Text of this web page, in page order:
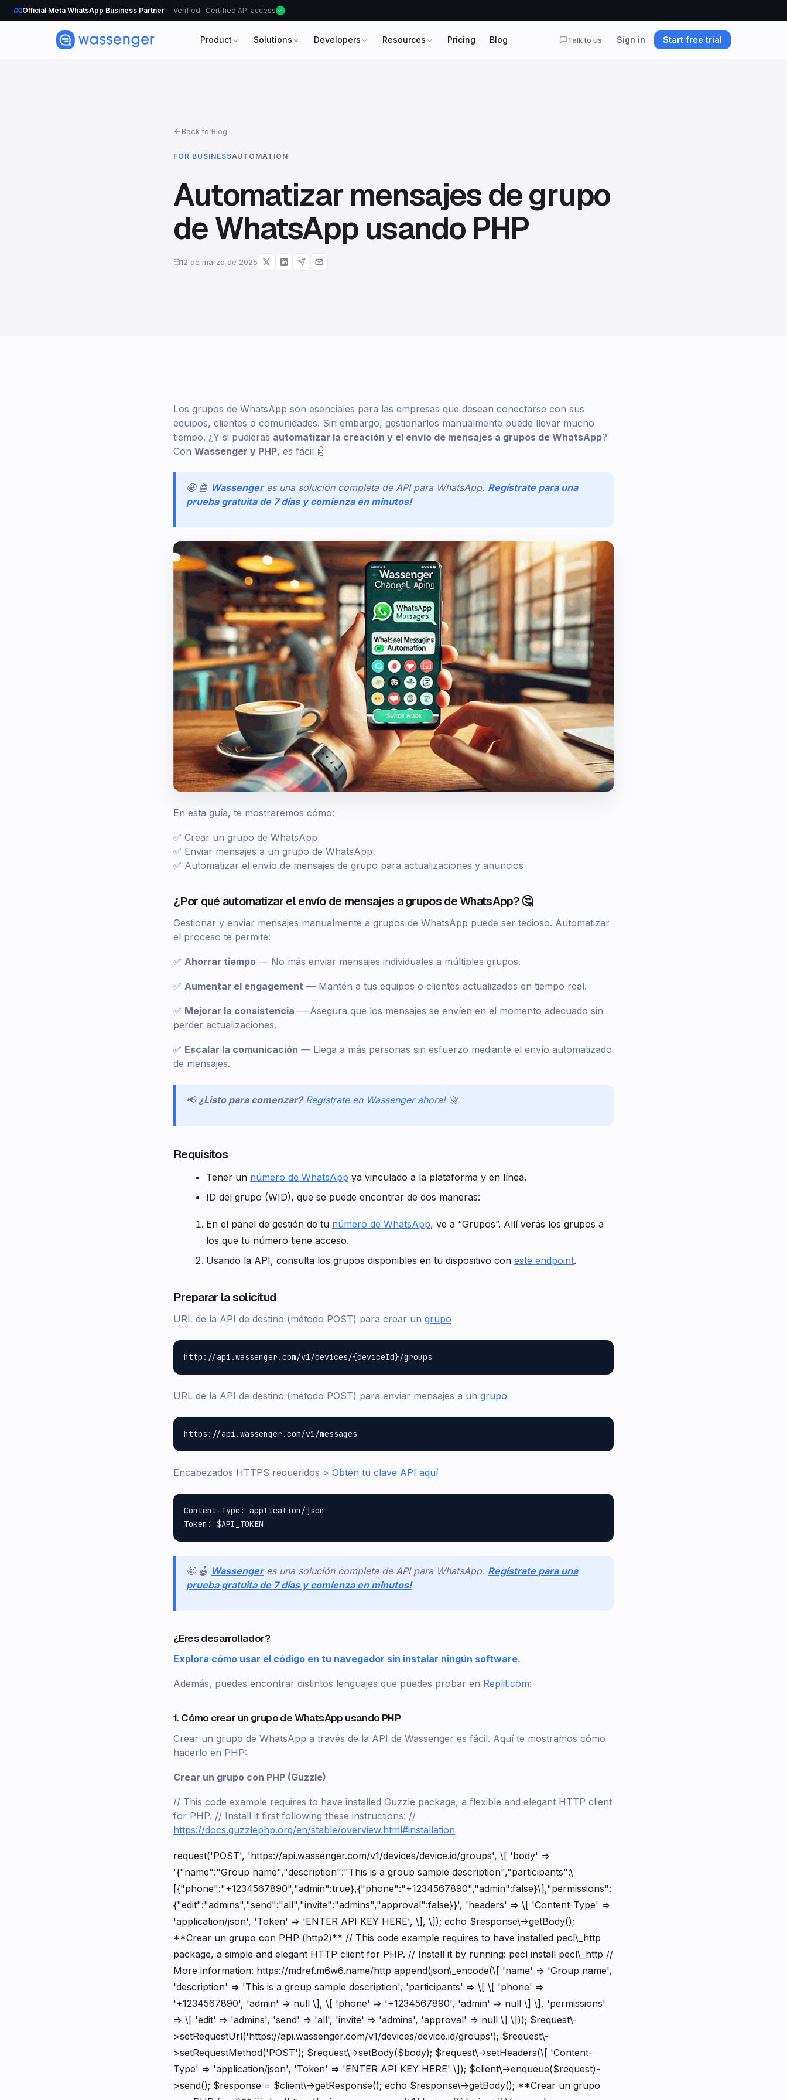
Official Meta WhatsApp Business Partner Verified · Certified API access
Product Solutions Developers Resources Pricing Blog Talk to us Sign in Start free trial
Back to Blog
FOR BUSINESSAUTOMATION
Automatizar mensajes de grupo
de WhatsApp usando PHP
12 de marzo de 2025
Los grupos de WhatsApp son esenciales para las empresas que desean conectarse con sus
equipos, clientes o comunidades. Sin embargo, gestionarlos manualmente puede llevar mucho
tiempo. ¿Y si pudieras automatizar la creación y el envío de mensajes a grupos de WhatsApp?
Con Wassenger y PHP, es fácil 🤖
🤩 🤖 Wassenger es una solución completa de API para WhatsApp. Regístrate para una
prueba gratuita de 7 días y comienza en minutos!
En esta guía, te mostraremos cómo:
✅ Crear un grupo de WhatsApp
✅ Enviar mensajes a un grupo de WhatsApp
✅ Automatizar el envío de mensajes de grupo para actualizaciones y anuncios
¿Por qué automatizar el envío de mensajes a grupos de WhatsApp? 🤔
Gestionar y enviar mensajes manualmente a grupos de WhatsApp puede ser tedioso. Automatizar
el proceso te permite:
✅ Ahorrar tiempo — No más enviar mensajes individuales a múltiples grupos.
✅ Aumentar el engagement — Mantén a tus equipos o clientes actualizados en tiempo real.
✅ Mejorar la consistencia — Asegura que los mensajes se envíen en el momento adecuado sin
perder actualizaciones.
✅ Escalar la comunicación — Llega a más personas sin esfuerzo mediante el envío automatizado
de mensajes.
📢 ¿Listo para comenzar? Regístrate en Wassenger ahora! 🚀
Requisitos
Tener un número de WhatsApp ya vinculado a la plataforma y en línea.
ID del grupo (WID), que se puede encontrar de dos maneras:
En el panel de gestión de tu número de WhatsApp, ve a “Grupos”. Allí verás los grupos a
los que tu número tiene acceso.
Usando la API, consulta los grupos disponibles en tu dispositivo con este endpoint.
Preparar la solicitud
URL de la API de destino (método POST) para crear un grupo
URL de la API de destino (método POST) para enviar mensajes a un grupo
Encabezados HTTPS requeridos > Obtén tu clave API aquí
Content-Type: application/json
🤩 🤖 Wassenger es una solución completa de API para WhatsApp. Regístrate para una
prueba gratuita de 7 días y comienza en minutos!
¿Eres desarrollador?
Explora cómo usar el código en tu navegador sin instalar ningún software.
Además, puedes encontrar distintos lenguajes que puedes probar en Replit.com:
1. Cómo crear un grupo de WhatsApp usando PHP
Crear un grupo de WhatsApp a través de la API de Wassenger es fácil. Aquí te mostramos cómo
hacerlo en PHP:
Crear un grupo con PHP (Guzzle)
// This code example requires to have installed Guzzle package, a flexible and elegant HTTP client
for PHP. // Install it first following these instructions: //
https://docs.guzzlephp.org/en/stable/overview.html#installation
request('POST', 'https://api.wassenger.com/v1/devices/device.id/groups', \[ 'body' =>
'{"name":"Group name","description":"This is a group sample description","participants":\
[{"phone":"+1234567890","admin":true},{"phone":"+1234567890","admin":false}\],"permissions":
{"edit":"admins","send":"all","invite":"admins","approval":false}}', 'headers' => \[ 'Content-Type' =>
'application/json', 'Token' => 'ENTER API KEY HERE', \], \]); echo $response\->getBody();
**Crear un grupo con PHP (http2)** // This code example requires to have installed pecl\_http
package, a simple and elegant HTTP client for PHP. // Install it by running: pecl install pecl\_http //
More information: https://mdref.m6w6.name/http append(json\_encode(\[ 'name' => 'Group name',
'description' => 'This is a group sample description', 'participants' => \[ \[ 'phone' =>
'+1234567890', 'admin' => null \], \[ 'phone' => '+1234567890', 'admin' => null \] \], 'permissions'
=> \[ 'edit' => 'admins', 'send' => 'all', 'invite' => 'admins', 'approval' => null \] \])); $request\-
>setRequestUrl('https://api.wassenger.com/v1/devices/device.id/groups'); $request\-
>setRequestMethod('POST'); $request\->setBody($body); $request\->setHeaders(\[ 'Content-
Type' => 'application/json', 'Token' => 'ENTER API KEY HERE' \]); $client\->enqueue($request)-
>send(); $response = $client\->getResponse(); echo $response\->getBody(); **Crear un grupo